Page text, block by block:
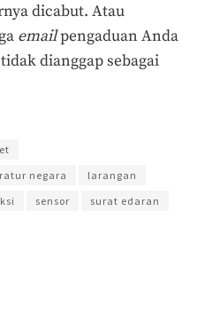
dicabut. Atau
emailpengaduan Anda
dianggap sebagai
negara
larangan
sensor surat edaran